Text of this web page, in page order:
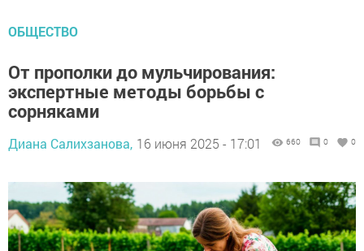
ОБЩЕСТВО
От прополки до мульчирования:
экспертные методы борьбы с
сорняками
Диана Салихзанова, 16 июня 2025 - 17:01 660 0 0